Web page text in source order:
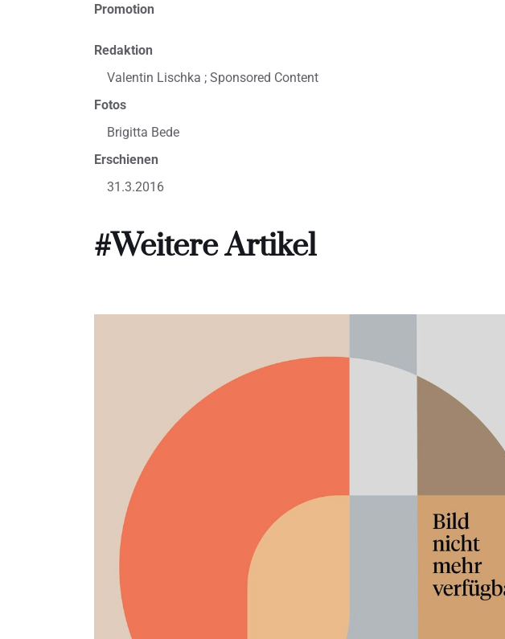
Promotion
Redaktion
Valentin Lischka ; Sponsored Content
Fotos
Brigitta Bede
Erschienen
31.3.2016
#Weitere Artikel